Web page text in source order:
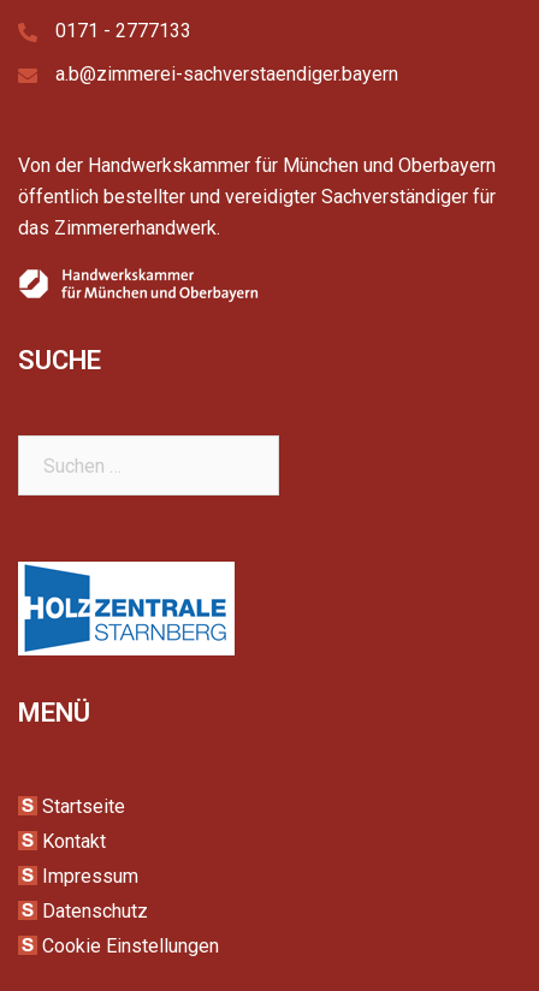
0171 - 2777133
a.b@zimmerei-sachverstaendiger.bayern
Von der Handwerkskammer für München und Oberbayern
öffentlich bestellter und vereidigter Sachverständiger für
das Zimmererhandwerk.
SUCHE
nach:
MENÜ
Startseite
Kontakt
Impressum
Datenschutz
Cookie Einstellungen